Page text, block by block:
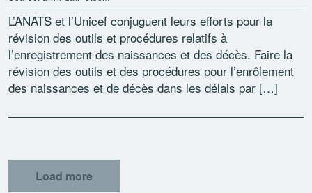
L’ANATS et l’Unicef conjuguent leurs efforts pour la
révision des outils et procédures relatifs à
l’enregistrement des naissances et des décès. Faire la
révision des outils et des procédures pour l’enrôlement
des naissances et de décès dans les délais par […]
Load more